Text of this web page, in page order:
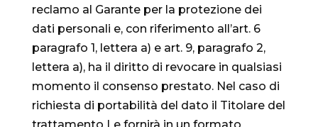
reclamo al Garante per la protezione dei
dati personali e, con riferimento all’art. 6
paragrafo 1, lettera a) e art. 9, paragrafo 2,
lettera a), ha il diritto di revocare in qualsiasi
momento il consenso prestato. Nel caso di
richiesta di portabilità del dato il Titolare del